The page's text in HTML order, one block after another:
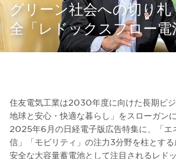
グリーン社会への切り
全「レドックスフロー電
住友電気工業は2030年度に向けた長期ビ
地球と安心・快適な暮らし」をスローガン
2025年6月の日経電子版広告特集に、「エ
信」「モビリティ」の注力3分野を柱とす
安全な大容量蓄電池として注目されるレド